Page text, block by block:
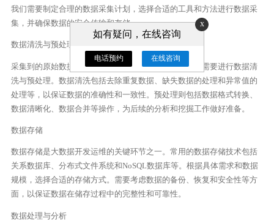
我们需要制定合理的数据采集计划，选择合适的工具和方法进行数据采
集，并确保数据的安全传输和存储。
数据清洗与预处理
采集到的原始数据通常会包含大量的噪音和冗余信息，需要进行数据清
洗与预处理。数据清洗包括去除重复数据、缺失数据的处理和异常值的
处理等，以保证数据的准确性和一致性。预处理则包括数据格式转换、
数据清晰化、数据合并等操作，为后续的分析和挖掘工作做好准备。
数据存储
数据存储是大数据开发运维的关键环节之一。常用的数据存储技术包括
关系数据库、分布式文件系统和NoSQL数据库等。根据具体需求和数据
规模，选择合适的存储方式。需要考虑数据的备份、恢复和安全性等方
面，以保证数据在储存过程中的完整性和可靠性。
数据处理与分析
x
如有疑问，在线咨询
电话预约 在线咨询